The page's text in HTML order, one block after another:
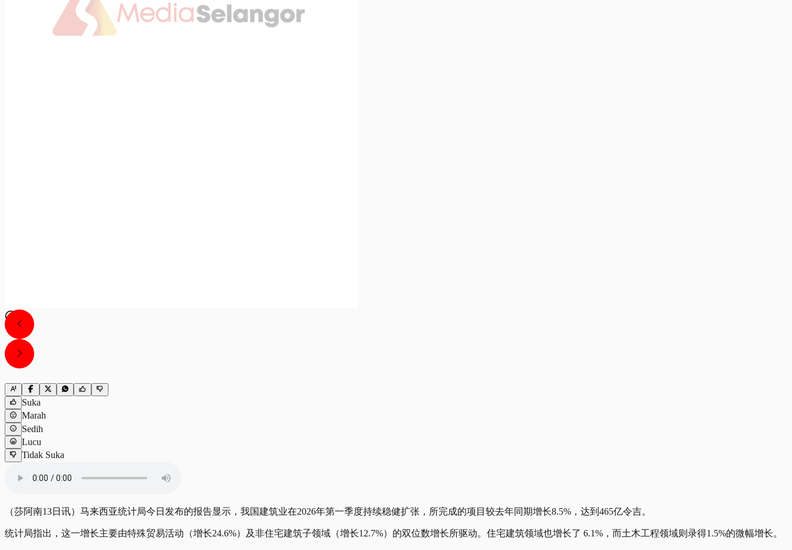
Suka
Marah
Sedih
Lucu
Tidak Suka
（莎阿南13日讯）马来西亚统计局今日发布的报告显示，我国建筑业在2026年第一季度持续稳健扩张，所完成的项目较去年同期增长8.5%，达到465亿令吉。
统计局指出，这一增长主要由特殊贸易活动（增长24.6%）及非住宅建筑子领域（增长12.7%）的双位数增长所驱动。住宅建筑领域也增长了 6.1%，而土木工程领域则录得1.5%的微幅增长。